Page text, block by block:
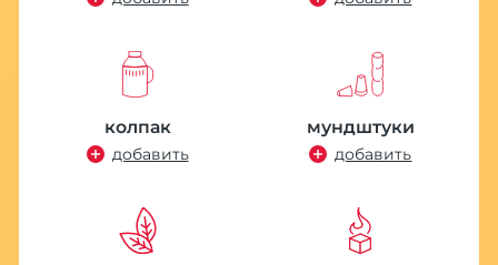
колпак
добавить
мундштуки
добавить